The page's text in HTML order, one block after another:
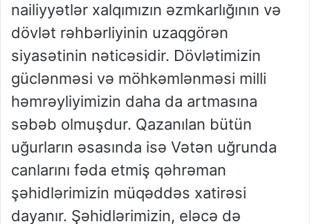
nailiyyətlər xalqımızın əzmkarlığının və
dövlət rəhbərliyinin uzaqgörən
siyasətinin nəticəsidir. Dövlətimizin
güclənməsi və möhkəmlənməsi milli
həmrəyliyimizin daha da artmasına
səbəb olmuşdur. Qazanılan bütün
uğurların əsasında isə Vətən uğrunda
canlarını fəda etmiş qəhrəman
şəhidlərimizin müqəddəs xatirəsi
dayanır. Şəhidlərimizin, eləcə də